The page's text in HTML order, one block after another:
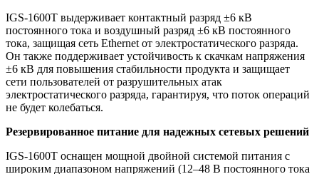
IGS-1600T выдерживает контактный разряд ±6 кВ
постоянного тока и воздушный разряд ±6 кВ постоянного
тока, защищая сеть Ethernet от электростатического разряда.
Он также поддерживает устойчивость к скачкам напряжения
±6 кВ для повышения стабильности продукта и защищает
сети пользователей от разрушительных атак
электростатического разряда, гарантируя, что поток операций
не будет колебаться.
Резервированное питание для надежных сетевых решений
IGS-1600T оснащен мощной двойной системой питания с
широким диапазоном напряжений (12–48 В постоянного тока